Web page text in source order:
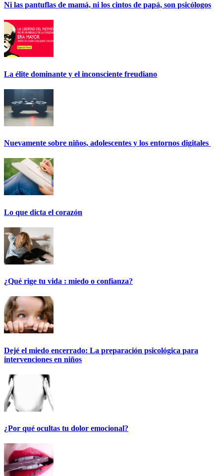
Ni las pantuflas de mamá, ni los cintos de papá, son psicólogos
La élite dominante y el inconsciente freudiano
Nuevamente sobre niños, adolescentes y los entornos digitales
Lo que dicta el corazón
¿Qué rige tu vida : miedo o confianza?
Dejé el miedo encerrado: La preparación psicológica para
intervenciones en niños
¿Por qué ocultas tu dolor emocional?